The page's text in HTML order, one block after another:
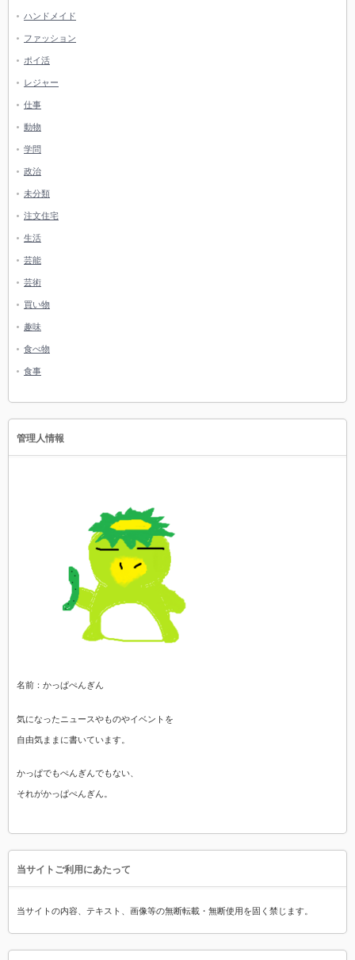
ハンドメイド
ファッション
ポイ活
レジャー
仕事
動物
学問
政治
未分類
注文住宅
生活
芸能
芸術
買い物
趣味
食べ物
食事
管理人情報
名前：かっぱぺんぎん
気になったニュースやものやイベントを
自由気ままに書いています。
かっぱでもぺんぎんでもない、
それがかっぱぺんぎん。
当サイトご利用にあたって
当サイトの内容、テキスト、画像等の無断転載・無断使用を固く禁じます。